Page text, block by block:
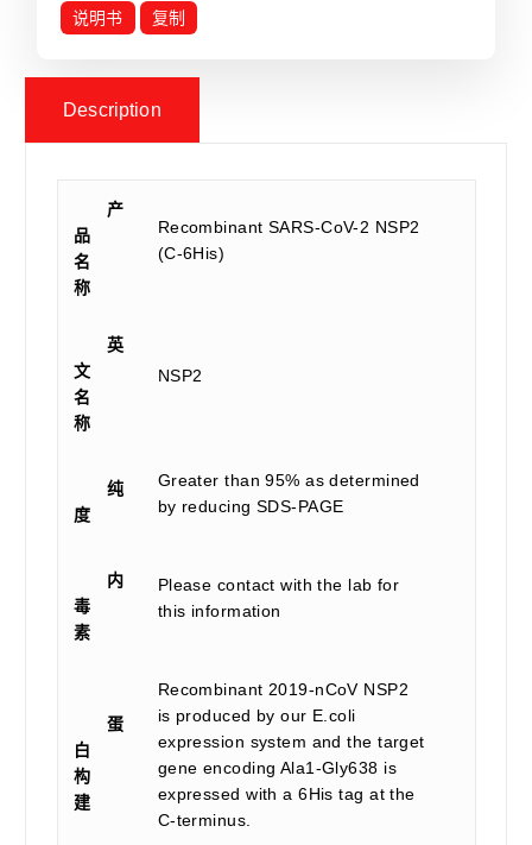
说明书 复制
Description
产
品
名
称
Recombinant SARS-CoV-2 NSP2
(C-6His)
英
文
名
称
NSP2
纯
度
Greater than 95% as determined
by reducing SDS-PAGE
内
毒
素
Please contact with the lab for
this information
蛋
白
构
建
Recombinant 2019-nCoV NSP2
is produced by our E.coli
expression system and the target
gene encoding Ala1-Gly638 is
expressed with a 6His tag at the
C-terminus.